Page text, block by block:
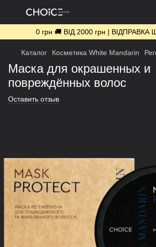
0 грн 🚚 ВІД 2000 грн |
Каталог Косметика White Mandarin
Маска для окрашенных и
повреждённых волос
Оставить отзыв